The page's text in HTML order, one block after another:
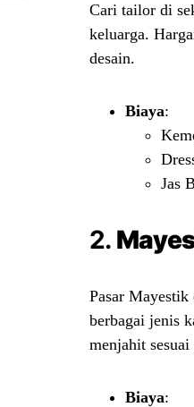
Cari tailor di
keluarga.
desain.
Biaya:
Jas
2.
Pasar Mayestik
berbagai jenis
menjahit
Biaya: